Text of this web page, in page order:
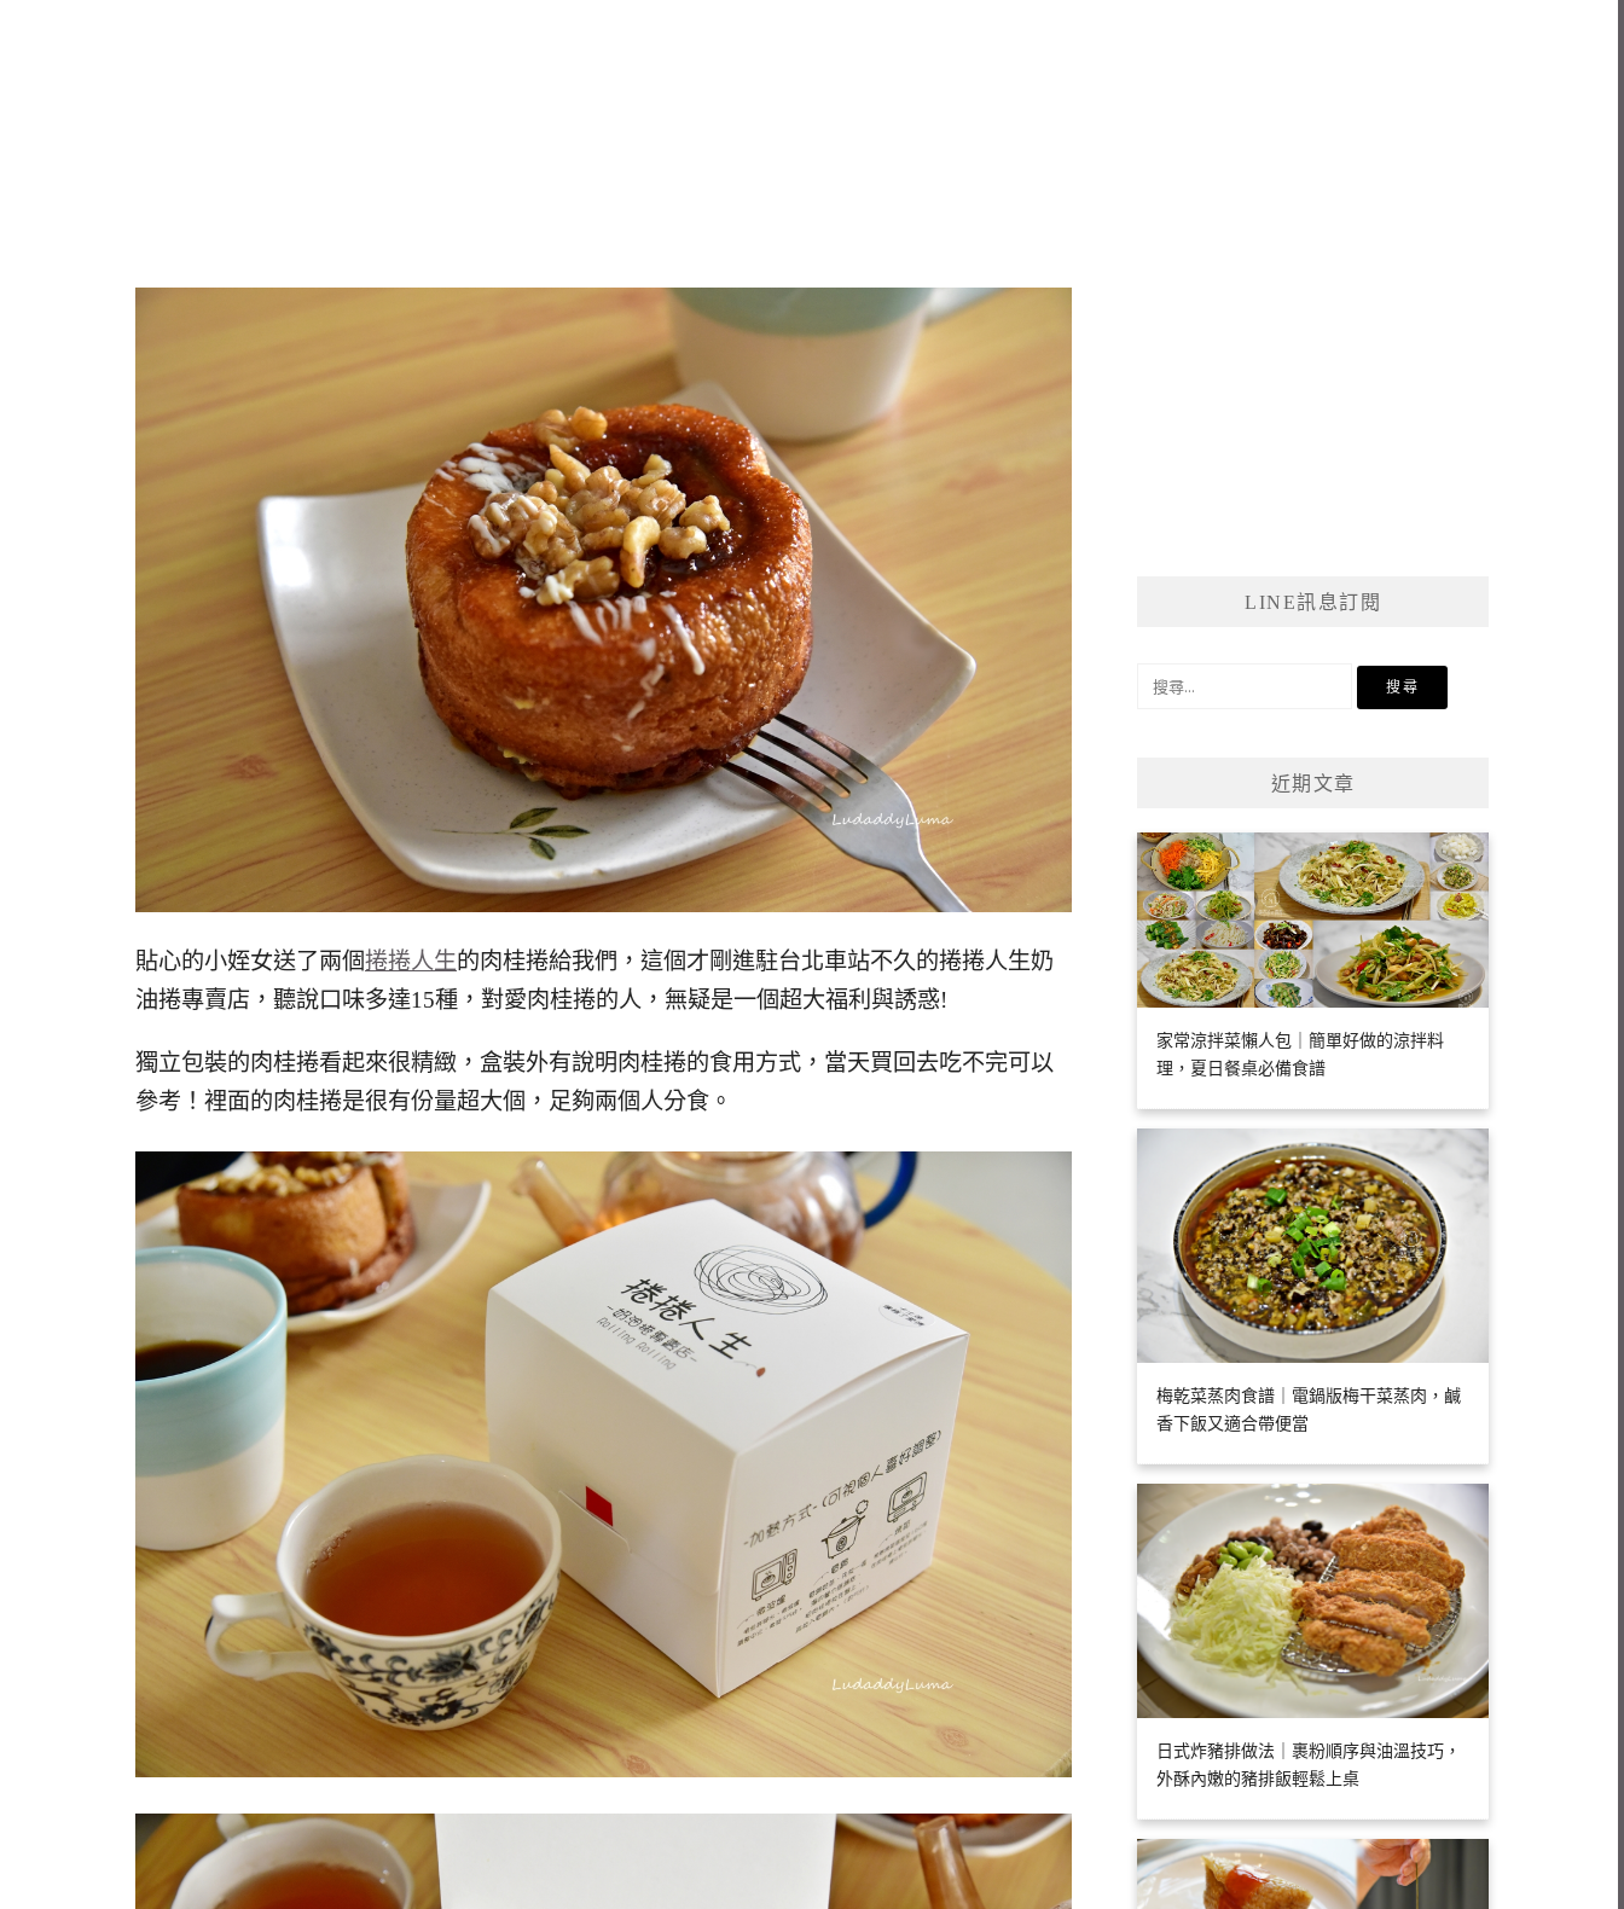
貼心的小姪女送了兩個捲捲人生的肉桂捲給我們，這個才剛進駐台北車站不久的捲捲人生奶
油捲專賣店，聽說口味多達15種，對愛肉桂捲的人，無疑是一個超大福利與誘惑!
獨立包裝的肉桂捲看起來很精緻，盒裝外有說明肉桂捲的食用方式，當天買回去吃不完可以
參考！裡面的肉桂捲是很有份量超大個，足夠兩個人分食。
LINE訊息訂閱
近期文章
家常涼拌菜懶人包｜簡單好做的涼拌料
理，夏日餐桌必備食譜
梅乾菜蒸肉食譜｜電鍋版梅干菜蒸肉，鹹
香下飯又適合帶便當
日式炸豬排做法｜裹粉順序與油溫技巧，
外酥內嫩的豬排飯輕鬆上桌